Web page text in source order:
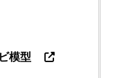
模型